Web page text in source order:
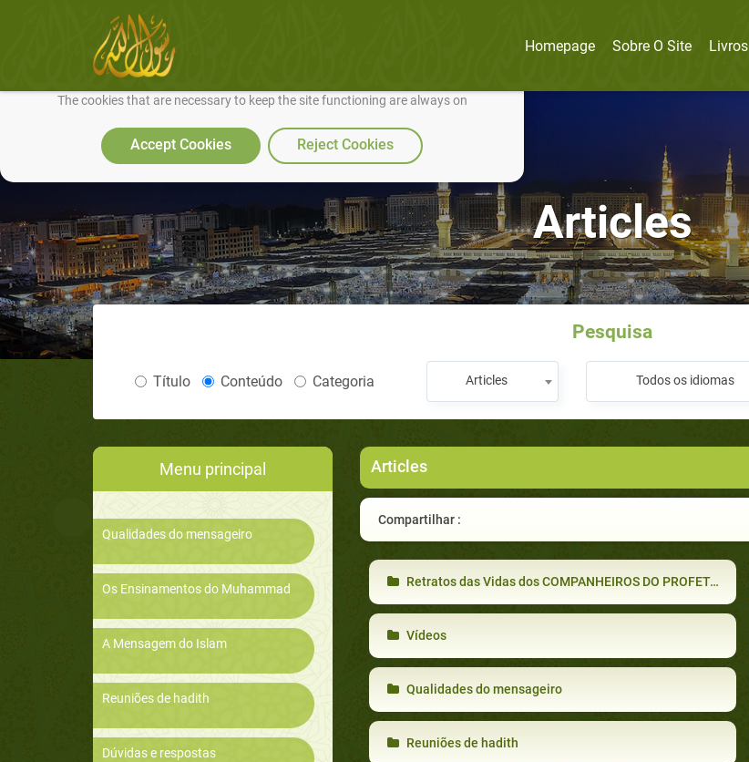
We use cookies to make our site work well for you and so we can continually improve it.
The cookies that are necessary to keep the site functioning are always on
Accept Cookies Reject Cookies
Homepage Sobre O Site Livros
Articles
Pesquisa
Título Conteúdo Categoria Articles Todos os idiomas
Menu principal
Qualidades do mensageiro
Os Ensinamentos do Muhammad
A Mensagem do Islam
Reuniões de hadith
Dúvidas e respostas
Articles
Compartilhar :
Retratos das Vidas dos COMPANHEIROS DO PROFETA MOHAMMAD
Vídeos
Qualidades do mensageiro
Reuniões de hadith